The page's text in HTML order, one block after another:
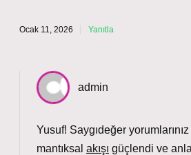
Ocak 11, 2026 Yanıtla
admin
Yusuf! Saygıdeğer
mantıksal akışı güçlendi ve